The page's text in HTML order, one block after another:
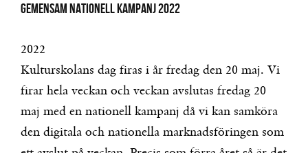
GEMENSAM NATIONELL KAMPANJ 2022
2022
Kulturskolans dag firas i år fredag den 20 maj. Vi
firar hela veckan och veckan avslutas fredag 20
maj med en nationell kampanj då vi kan samköra
den digitala och nationella marknadsföringen som